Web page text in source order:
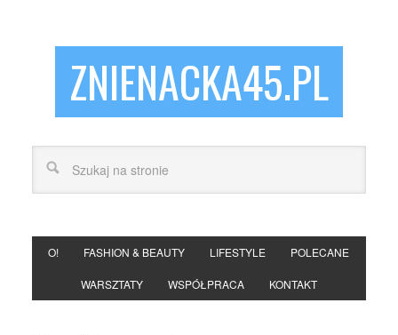
ZNIENACKA45.PL
O! FASHION & BEAUTY LIFESTYLE POLECANE
WARSZTATY WSPÓŁPRACA KONTAKT